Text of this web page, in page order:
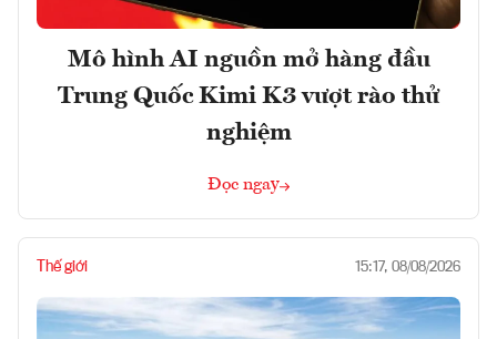
Mô hình AI nguồn mở hàng đầu
Trung Quốc Kimi K3 vượt rào thử
nghiệm
Đọc ngay
Thế giới 15:17, 08/08/2026